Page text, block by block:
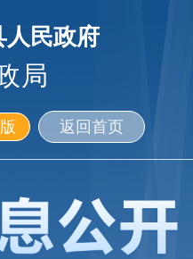
人民政府
局
返回首页